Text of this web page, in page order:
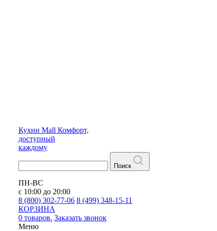
Кухни Mall Комфорт,
доступный
каждому
Поиск
ПН-ВС
с 10:00 до 20:00
8 (800) 302-77-06 8 (499) 348-15-11
КОРЗИНА
0 товаров. Заказать звонок
Меню